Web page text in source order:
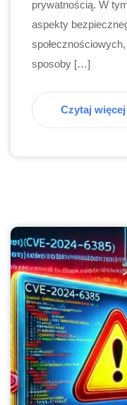
prywatnością. W
aspekty
sposoby […]
Czytaj więcej